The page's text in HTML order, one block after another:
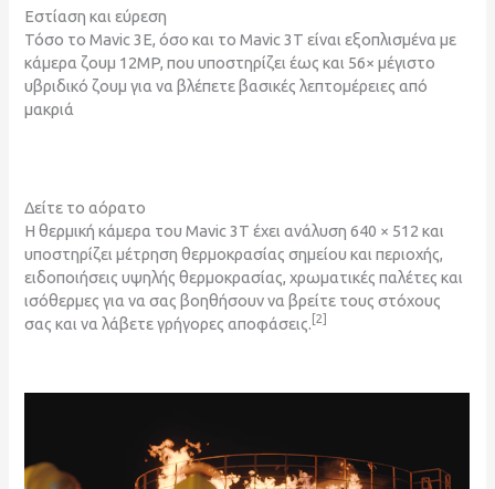
Εστίαση και εύρεση
Τόσο το Mavic 3E, όσο και το Mavic 3T είναι εξοπλισμένα με
κάμερα ζουμ 12MP, που υποστηρίζει έως και 56× μέγιστο
υβριδικό ζουμ για να βλέπετε βασικές λεπτομέρειες από
μακριά
Δείτε το αόρατο
Η θερμική κάμερα του Mavic 3T έχει ανάλυση 640 × 512 και
υποστηρίζει μέτρηση θερμοκρασίας σημείου και περιοχής,
ειδοποιήσεις υψηλής θερμοκρασίας, χρωματικές παλέτες και
ισόθερμες για να σας βοηθήσουν να βρείτε τους στόχους
σας και να λάβετε γρήγορες αποφάσεις. [2]